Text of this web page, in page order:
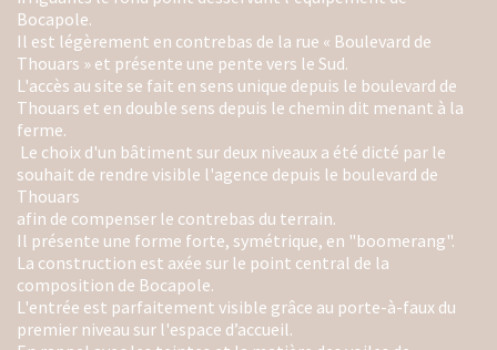
Bocapole.
Il est légèrement en contrebas de la rue « Boulevard de
Thouars » et présente une pente vers le Sud.
L'accès au site se fait en sens unique depuis le boulevard de
Thouars et en double sens depuis le chemin dit menant à la
ferme.
Le choix d'un bâtiment sur deux niveaux a été dicté par le
souhait de rendre visible l'agence depuis le boulevard de
Thouars
afin de compenser le contrebas du terrain.
Il présente une forme forte, symétrique, en "boomerang".
La construction est axée sur le point central de la
composition de Bocapole.
L'entrée est parfaitement visible grâce au porte-à-faux du
premier niveau sur l'espace d’accueil.